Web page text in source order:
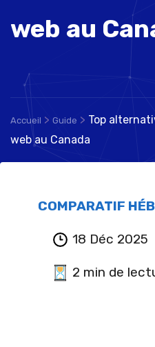
web au
Accueil > Guide > Top
web au Canada
COMPARATIF
18 Déc 2025
2 min de